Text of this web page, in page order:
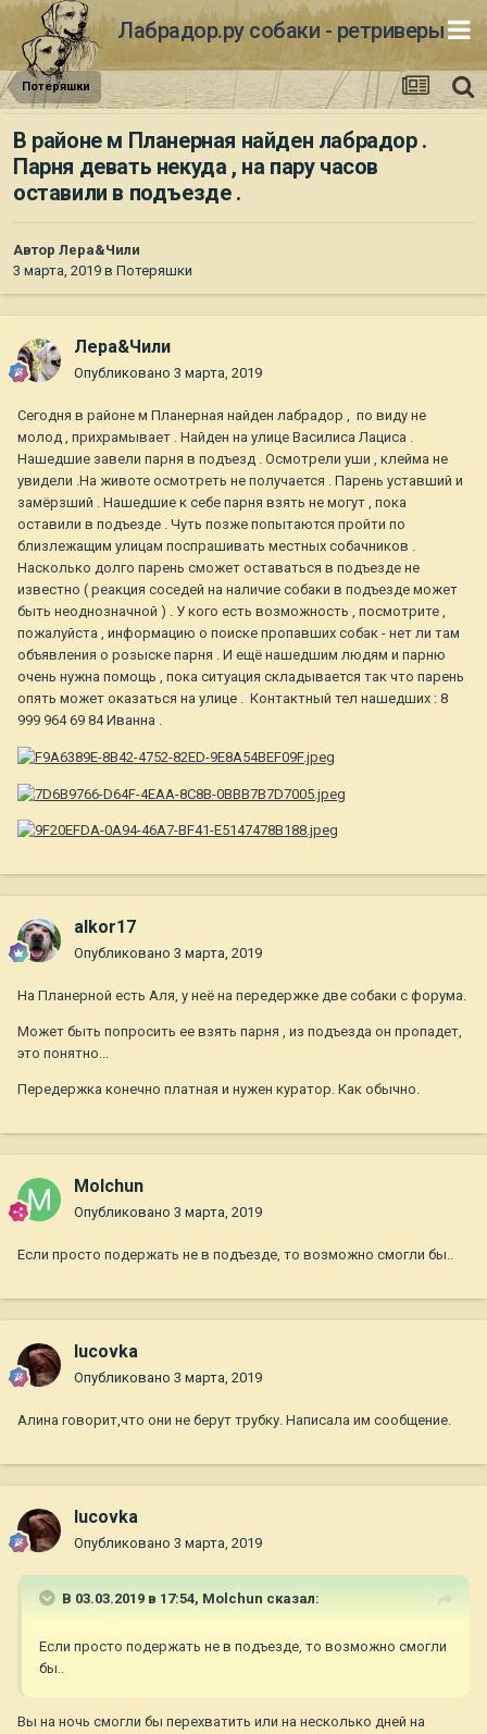
Лабрадор.ру собаки - ретриверы
Потеряшки
В районе м Планерная найден лабрадор .
Парня девать некуда , на пару часов
оставили в подъезде .
Автор Лера&Чили
3 марта, 2019 в Потеряшки
Лера&Чили
Опубликовано 3 марта, 2019
Сегодня в районе м Планерная найден лабрадор , по виду не
молод , прихрамывает . Найден на улице Василиса Лациса .
Нашедшие завели парня в подъезд . Осмотрели уши , клейма не
увидели .На животе осмотреть не получается . Парень уставший и
замёрзший . Нашедшие к себе парня взять не могут , пока
оставили в подъезде . Чуть позже попытаются пройти по
близлежащим улицам поспрашивать местных собачников .
Насколько долго парень сможет оставаться в подъезде не
известно ( реакция соседей на наличие собаки в подъезде может
быть неоднозначной ) . У кого есть возможность , посмотрите ,
пожалуйста , информацию о поиске пропавших собак - нет ли там
объявления о розыске парня . И ещё нашедшим людям и парню
очень нужна помощь , пока ситуация складывается так что парень
опять может оказаться на улице . Контактный тел нашедших : 8
999 964 69 84 Иванна .
alkor17
Опубликовано 3 марта, 2019
На Планерной есть Аля, у неё на передержке две собаки с форума.
Может быть попросить ее взять парня , из подъезда он пропадет,
это понятно...
Передержка конечно платная и нужен куратор. Как обычно.
Molchun
Опубликовано 3 марта, 2019
Если просто подержать не в подъезде, то возможно смогли бы..
lucovka
Опубликовано 3 марта, 2019
Алина говорит,что они не берут трубку. Написала им сообщение.
lucovka
Опубликовано 3 марта, 2019
В 03.03.2019 в 17:54, Molchun сказал:
Если просто подержать не в подъезде, то возможно смогли
бы..
Вы на ночь смогли бы перехватить или на несколько дней на